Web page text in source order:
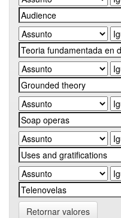
Retornar valores